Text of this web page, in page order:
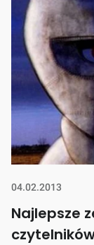
04.02.2013
Najlepsze